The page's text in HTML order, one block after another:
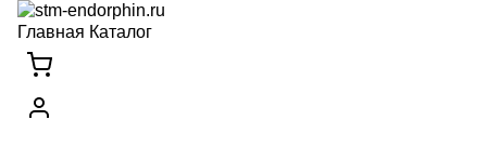
Главная Каталог